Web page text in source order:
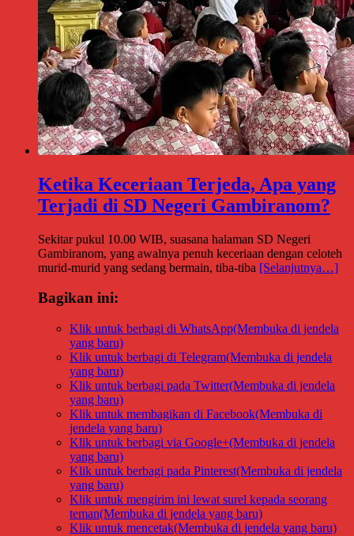
Ketika Keceriaan Terjeda, Apa yang
Terjadi di SD Negeri Gambiranom?
Sekitar pukul 10.00 WIB, suasana halaman SD Negeri
Gambiranom, yang awalnya penuh keceriaan dengan celoteh
murid-murid yang sedang bermain, tiba-tiba [Selanjutnya…]
Bagikan ini:
Klik untuk berbagi di WhatsApp(Membuka di jendela
yang baru)
Klik untuk berbagi di Telegram(Membuka di jendela
yang baru)
Klik untuk berbagi pada Twitter(Membuka di jendela
yang baru)
Klik untuk membagikan di Facebook(Membuka di
jendela yang baru)
Klik untuk berbagi via Google+(Membuka di jendela
yang baru)
Klik untuk berbagi pada Pinterest(Membuka di jendela
yang baru)
Klik untuk mengirim ini lewat surel kepada seorang
teman(Membuka di jendela yang baru)
Klik untuk mencetak(Membuka di jendela yang baru)